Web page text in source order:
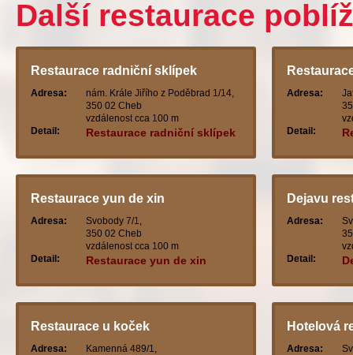
Další restaurace
Restaurace radniční sklípek
Adresa:
nám. Krále Jiřího z Poděbrad 1/14,
350 02 Cheb
vzdálenost cca 100 m
Detail:
Restaurace radniční sklípek
Adresa:
Detail:
Restaurace yun de xin
Adresa:
Svobody 7/1,
350 02 Cheb
vzdálenost cca 100 m
Detail:
Restaurace yun de xin
Dejavu
Adresa:
Detail:
Restaurace u koček
Adresa:
Kamenná 489/1,
Hotelová
Adresa: